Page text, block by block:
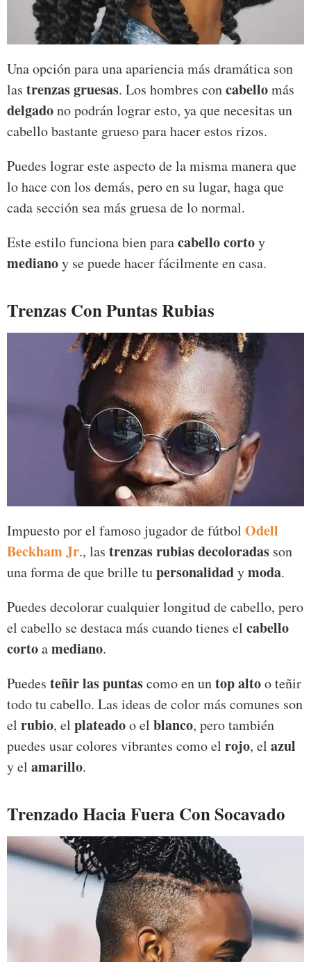
Una opción para una apariencia más dramática son
las trenzas gruesas. Los hombres concabellomás
delgadono podrán lograr esto, ya que necesitas un
cabello bastante grueso para hacer estos rizos.
Puedes lograr este aspecto de la misma manera que
lo hace con los demás, pero en su lugar, haga que
cada sección sea más gruesa de lo normal.
Este estilo funciona bien paracabello cortoy
medianoy se puede hacer fácilmente en casa.
Trenzas Con Puntas Rubias
Impuesto por el famoso jugador de fútbol Odell
Beckham Jr., las trenzas rubias decoloradas son
una forma de que brille tupersonalidadymoda.
Puedes decolorar cualquier longitud de cabello, pero
el cabello se destaca más cuando tienes el cabello
cortoamediano.
Puedes teñir las puntascomo en untop altoo teñir
todo tu cabello. Las ideas de color más comunes son
el rubio, el plateadoo el blanco, pero también
puedes usar colores vibrantes como el rojo, el azul
y el amarillo.
Trenzado Hacia Fuera Con Socavado